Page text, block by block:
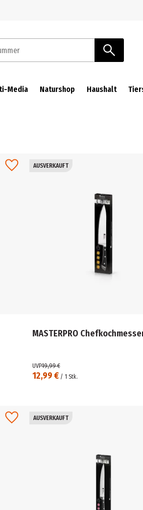
Media Naturshop Haushalt
AUSVERKAUFT
MASTERPRO
12,99 €/ 1 Stk.
UVP19,99 €
AUSVERKAUFT